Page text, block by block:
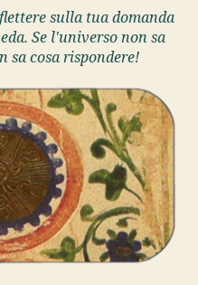
sulla tua domanda
Se l'universo non sa
sa cosa rispondere!